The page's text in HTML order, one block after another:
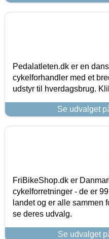
Pedalatleten.dk er en
cykelforhandler med et
udstyr til hverdagsbrug.
Se udvalget
FriBikeShop.dk er
cykelforretninger - de er
landet og er alle sammen
se deres udvalg.
Se udvalget